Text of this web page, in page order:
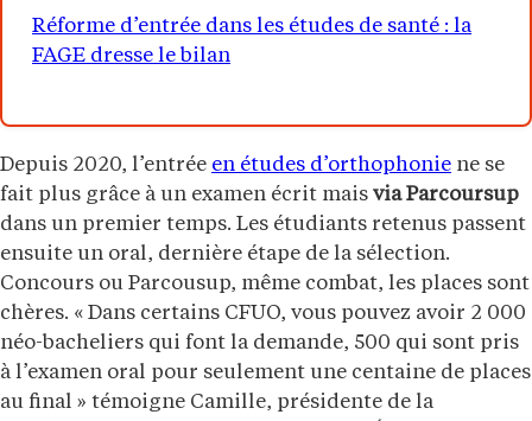
Réforme d’entrée dans les études de santé : la
FAGE dresse le bilan
Depuis 2020, l’entrée en études d’orthophonie ne se
fait plus grâce à un examen écrit mais via Parcoursup
dans un premier temps. Les étudiants retenus passent
ensuite un oral, dernière étape de la sélection.
Concours ou Parcousup, même combat, les places sont
chères. « Dans certains CFUO, vous pouvez avoir 2 000
néo-bacheliers qui font la demande, 500 qui sont pris
à l’examen oral pour seulement une centaine de places
au final » témoigne Camille, présidente de la